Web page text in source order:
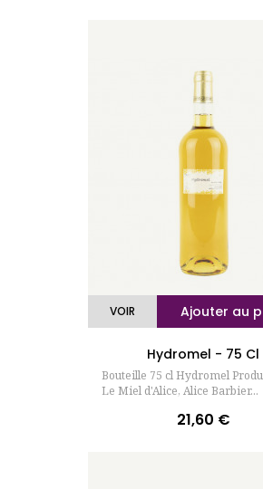
Ajouter au
VOIR
Hydromel - 75 Cl
Bouteille 75 cl Hydromel
Le Miel d'Alice, Alice Barbier...
Prix
21,60 €